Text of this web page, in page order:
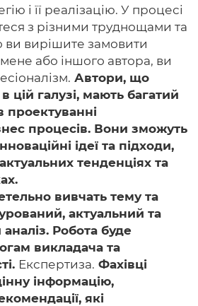
і її реалізацію. У процесі
з різними труднощами та
вирішите замовити
або іншого автора, ви
Автори, що
цій галузі, мають багатий
проектуванні
процесів. Вони зможуть
ідеї та підходи,
тенденціях та
вивчать тему та
актуальний та
Робота буде
викладача та
Експертиза. Фахівці
інформацію,
які